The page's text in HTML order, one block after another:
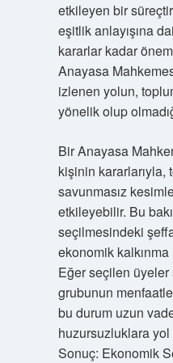
etkileyen bir
eşitlik anlayışına
kararlar kadar
Anayasa
izlenen yolun,
yönelik olup
Bir Anayasa
kişinin kararlarıyla,
savunmasız
etkileyebilir. Bu
seçilmesindeki
ekonomik
Eğer seçilen üyeler
grubunun
bu durum uzun
huzursuzluklara yol
Sonuç: Ekonomik